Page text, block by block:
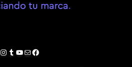
Instagram
Tumblr
YouTube
Correo electrónico
Facebook